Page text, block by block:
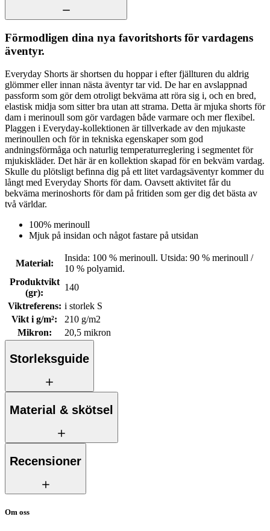
Förmodligen dina nya favoritshorts för vardagens
äventyr.
Everyday Shorts är shortsen du hoppar i efter fjällturen du aldrig
glömmer eller innan nästa äventyr tar vid. De har en avslappnad
passform som gör dem otroligt bekväma att röra sig i, och en bred,
elastisk midja som sitter bra utan att strama. Detta är mjuka shorts för
dam i merinoull som gör vardagen både varmare och mer flexibel.
Plaggen i Everyday-kollektionen är tillverkade av den mjukaste
merinoullen och för in tekniska egenskaper som god
andningsförmåga och naturlig temperaturreglering i segmentet för
mjukiskläder. Det här är en kollektion skapad för en bekväm vardag.
Skulle du plötsligt befinna dig på ett litet vardagsäventyr kommer du
långt med Everyday Shorts för dam. Oavsett aktivitet får du
bekväma merinoshorts för dam på fritiden som ger dig det bästa av
två världar.
100% merinoull
Mjuk på insidan och något fastare på utsidan
Material:
Insida: 100 % merinoull. Utsida: 90 % merinoull /
10 % polyamid.
Produktvikt
(gr):
140
Viktreferens: i storlek S
Vikt i g/m²:
210 g/m2
Mikron: 20,5 mikron
Storleksguide
Material & skötsel
Recensioner
Om oss